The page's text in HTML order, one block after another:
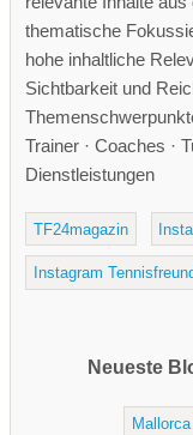
thematische
hohe inhaltliche
Sichtbarkeit und
Trainer · Coaches ·
Dienstleistungen
TF24magazin
Instagram
Neueste